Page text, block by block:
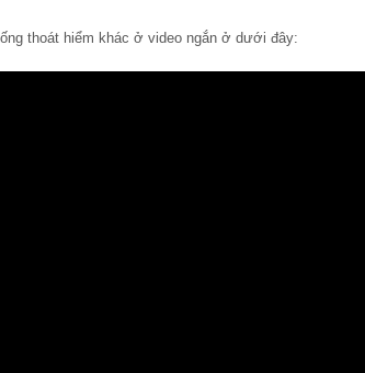
thoát hiểm khác ở video ngắn ở dưới đây: